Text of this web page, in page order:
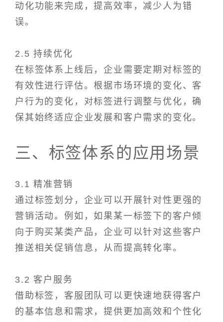
动化功能来完成，提高效率，减少人为错
误。
2.5 持续优化
在标签体系上线后，企业需要定期对标签的
有效性进行评估。根据市场环境的变化、客
户行为的变化，对标签进行调整与优化，确
保其始终适应企业发展和客户需求的变化。
三、标签体系的应用场景
3.1 精准营销
通过标签划分，企业可以开展针对性更强的
营销活动。例如，如果某一标签下的客户倾
向于购买某类产品，企业可以针对这些客户
推送相关促销信息，从而提高转化率。
3.2 客户服务
借助标签，客服团队可以更快速地获得客户
的基本信息和需求，提供更加高效和个性化